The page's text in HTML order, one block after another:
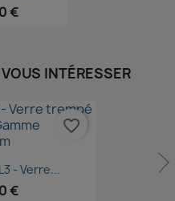
€
INTÉRESSER
rapide
- Verre...
€
favorite_border